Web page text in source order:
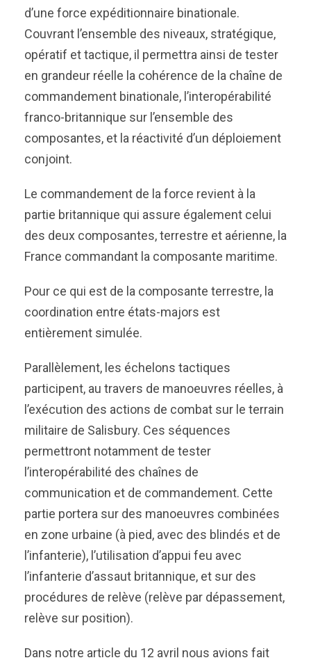
d’une force expéditionnaire binationale.
Couvrant l’ensemble des niveaux, stratégique,
opératif et tactique, il permettra ainsi de tester
en grandeur réelle la cohérence de la chaîne de
commandement binationale, l’interopérabilité
franco-britannique sur l’ensemble des
composantes, et la réactivité d’un déploiement
conjoint.
Le commandement de la force revient à la
partie britannique qui assure également celui
des deux composantes, terrestre et aérienne, la
France commandant la composante maritime.
Pour ce qui est de la composante terrestre, la
coordination entre états-majors est
entièrement simulée.
Parallèlement, les échelons tactiques
participent, au travers de manoeuvres réelles, à
l’exécution des actions de combat sur le terrain
militaire de Salisbury. Ces séquences
permettront notamment de tester
l’interopérabilité des chaînes de
communication et de commandement. Cette
partie portera sur des manoeuvres combinées
en zone urbaine (à pied, avec des blindés et de
l’infanterie), l’utilisation d’appui feu avec
l’infanterie d’assaut britannique, et sur des
procédures de relève (relève par dépassement,
relève sur position).
Dans notre article du 12 avril nous avions fait